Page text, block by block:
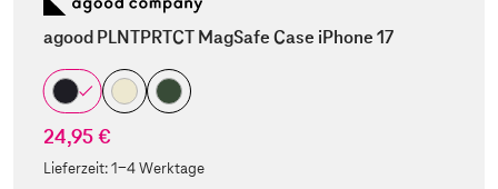
agood PLNTPRTCT MagSafe Case iPhone 17
24,95 €
Lieferzeit:1-4 Werktage